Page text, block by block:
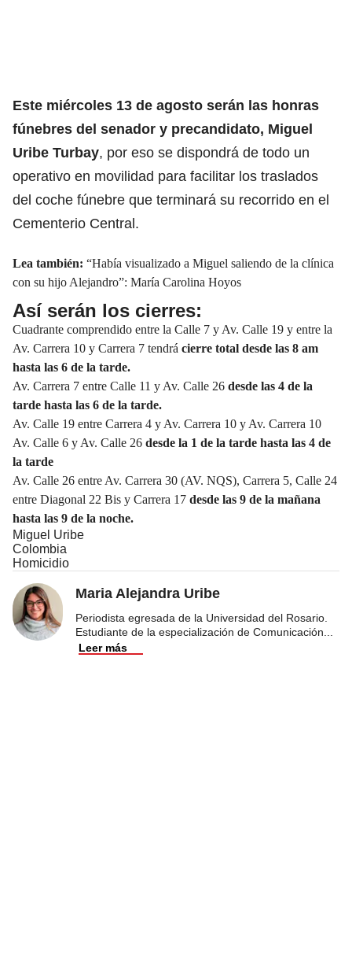
Este miércoles 13 de agosto serán las honras
fúnebres del senador y precandidato, Miguel
Uribe Turbay, por eso se dispondrá de todo un
operativo en movilidad para facilitar los traslados
del coche fúnebre que terminará su recorrido en el
Cementerio Central.
Lea también: “Había visualizado a Miguel saliendo de la clínica
con su hijo Alejandro”: María Carolina Hoyos
Así serán los cierres:
Cuadrante comprendido entre la Calle 7 y Av. Calle 19 y entre la
Av. Carrera 10 y Carrera 7 tendrá cierre total desde las 8 am
hasta las 6 de la tarde.
Av. Carrera 7 entre Calle 11 y Av. Calle 26 desde las 4 de la
tarde hasta las 6 de la tarde.
Av. Calle 19 entre Carrera 4 y Av. Carrera 10 y Av. Carrera 10
Av. Calle 6 y Av. Calle 26 desde la 1 de la tarde hasta las 4 de
la tarde
Av. Calle 26 entre Av. Carrera 30 (AV. NQS), Carrera 5, Calle 24
entre Diagonal 22 Bis y Carrera 17 desde las 9 de la mañana
hasta las 9 de la noche.
Miguel Uribe
Colombia
Homicidio
Maria Alejandra Uribe
Periodista egresada de la Universidad del Rosario.
Estudiante de la especialización de Comunicación
Leer más